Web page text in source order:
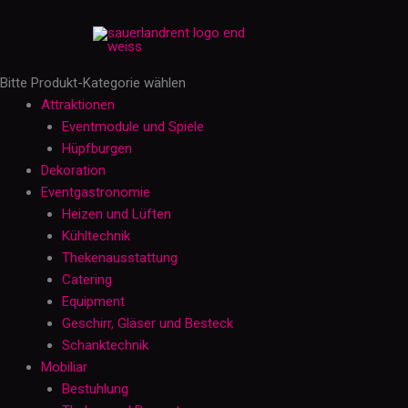
Bitte Produkt-Kategorie wählen
Attraktionen
Eventmodule und Spiele
Hüpfburgen
Dekoration
Eventgastronomie
Heizen und Lüften
Kühltechnik
Thekenausstattung
Catering
Equipment
Geschirr, Gläser und Besteck
Schanktechnik
Mobiliar
Bestuhlung
-